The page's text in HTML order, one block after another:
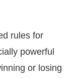
rules for
powerful
or losing